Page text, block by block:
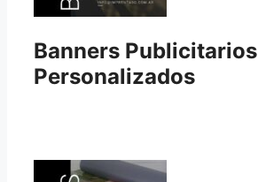
Banners Publicitarios
Personalizados